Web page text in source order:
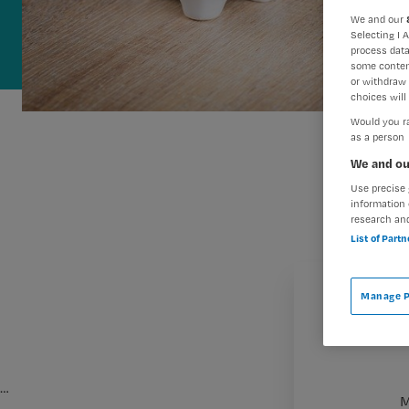
…
We and our
Selecting I
process
some
or withdraw
choices will
Would you
as a person
We and
Use
information
research
List of
Manage